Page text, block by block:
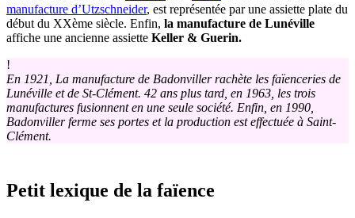
manufacture d’Utzschneider, est représentée par une assiette plate du
début du XXème siècle. Enfin, la manufacture de Lunéville
affiche une ancienne assiette Keller & Guerin.
!
En 1921, La manufacture de Badonviller rachète les faïenceries de
Lunéville et de St-Clément. 42 ans plus tard, en 1963, les trois
manufactures fusionnent en une seule société. Enfin, en 1990,
Badonviller ferme ses portes et la production est effectuée à Saint-
Clément.
Petit lexique de la faïence